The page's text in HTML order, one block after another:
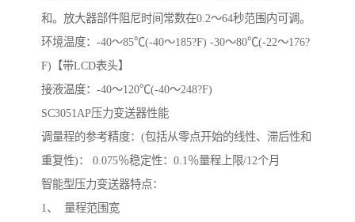
和。放大器部件阻尼时间常数在0.2～64秒范围内可调。
环境温度：-40～85℃(-40～185?F) -30～80℃(-22～176?
F)【带LCD表头】
接液温度：-40～120℃(-40～248?F)
SC3051AP压力变送器性能
调量程的参考精度：(包括从零点开始的线性、滞后性和
重复性)： 0.075％稳定性：0.1％量程上限/12个月
智能型压力变送器特点：
1、 量程范围宽